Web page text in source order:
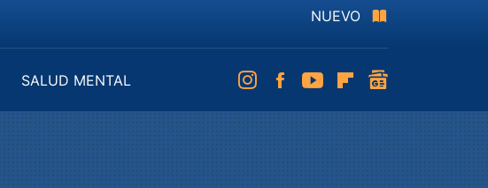
NUEVO
SALUD MENTAL
InstagramFacebookYoutubeFlipboard